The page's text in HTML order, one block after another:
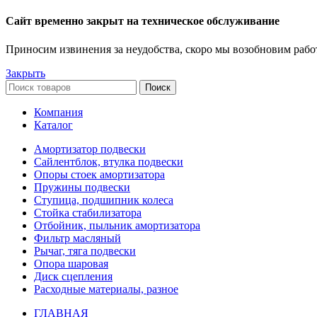
Сайт временно закрыт на техническое обслуживание
Приносим извинения за неудобства, скоро мы возобновим
Закрыть
Поиск
Компания
Каталог
Амортизатор подвески
Сайлентблок, втулка подвески
Опоры стоек амортизатора
Пружины подвески
Ступица, подшипник колеса
Стойка стабилизатора
Отбойник, пыльник амортизатора
Фильтр масляный
Рычаг, тяга подвески
Опора шаровая
Диск сцепления
Расходные материалы, разное
ГЛАВНАЯ